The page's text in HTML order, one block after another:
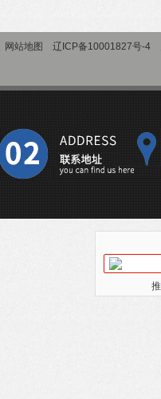
网站地图 辽ICP备10001827号-4